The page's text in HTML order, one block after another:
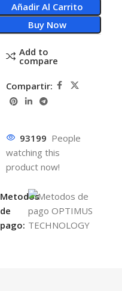
Añadir Al Carrito
Buy Now
Add to
compare
Compartir:
93199 People
watching this
product now!
Metodos
de
pago: